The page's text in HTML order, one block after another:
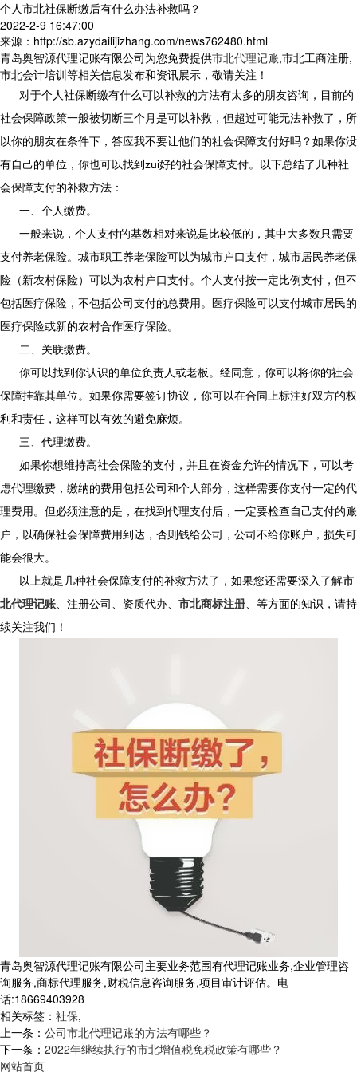
个人市北社保断缴后有什么办法补救吗？
2022-2-9 16:47:00
来源：http://sb.azydailijizhang.com/news762480.html
青岛奥智源代理记账有限公司为您免费提供市北代理记账,市北工商注册,
市北会计培训等相关信息发布和资讯展示，敬请关注！
对于个人社保断缴有什么可以补救的方法有太多的朋友咨询，目前的
社会保障政策一般被切断三个月是可以补救，但超过可能无法补救了，所
以你的朋友在条件下，答应我不要让他们的社会保障支付好吗？如果你没
有自己的单位，你也可以找到zui好的社会保障支付。以下总结了几种社
会保障支付的补救方法：
一、个人缴费。
一般来说，个人支付的基数相对来说是比较低的，其中大多数只需要
支付养老保险。城市职工养老保险可以为城市户口支付，城市居民养老保
险（新农村保险）可以为农村户口支付。个人支付按一定比例支付，但不
包括医疗保险，不包括公司支付的总费用。医疗保险可以支付城市居民的
医疗保险或新的农村合作医疗保险。
二、关联缴费。
你可以找到你认识的单位负责人或老板。经同意，你可以将你的社会
保障挂靠其单位。如果你需要签订协议，你可以在合同上标注好双方的权
利和责任，这样可以有效的避免麻烦。
三、代理缴费。
如果你想维持高社会保险的支付，并且在资金允许的情况下，可以考
虑代理缴费，缴纳的费用包括公司和个人部分，这样需要你支付一定的代
理费用。但必须注意的是，在找到代理支付后，一定要检查自己支付的账
户，以确保社会保障费用到达，否则钱给公司，公司不给你账户，损失可
能会很大。
以上就是几种社会保障支付的补救方法了，如果您还需要深入了解市
北代理记账 、注册公司、资质代办、 市北商标注册 、等方面的知识，请持
续关注我们！
青岛奥智源代理记账有限公司主要业务范围有代理记账业务,企业管理咨
询服务,商标代理服务,财税信息咨询服务,项目审计评估。电
话:18669403928
相关标签： 社保,
上一条： 公司市北代理记账的方法有哪些？
下一条： 2022年继续执行的市北增值税免税政策有哪些？
网站首页